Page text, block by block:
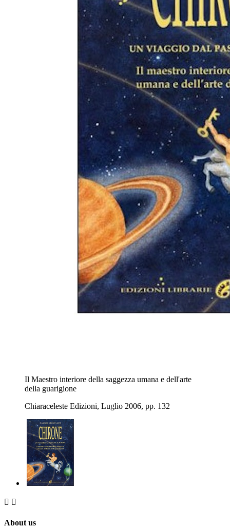
Il Maestro interiore della saggezza umana e dell'arte
della guarigione
Chiaraceleste Edizioni, Luglio 2006, pp. 132
 
About us